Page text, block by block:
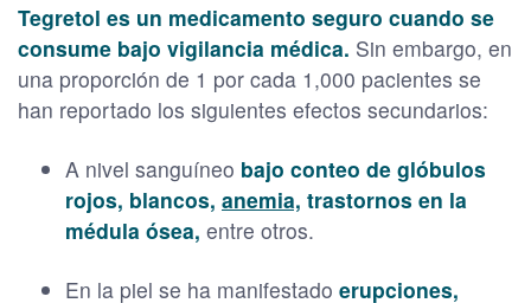
Tegretol es un medicamento seguro cuando se
consume bajo vigilancia médica. Sin embargo, en
una proporción de 1 por cada 1,000 pacientes se
han reportado los siguientes efectos secundarios:
A nivel sanguíneo bajo conteo de glóbulos
rojos, blancos, anemia, trastornos en la
médula ósea, entre otros.
En la piel se ha manifestado erupciones,